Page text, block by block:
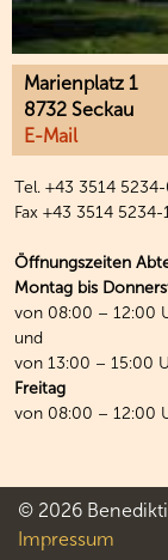
Marienplatz 1
8732 Seckau
E-Mail
Tel. +43 3514
Fax +43 3514 5234-
Öffnungszeiten
Montag bis
von 08:00 – 12:00
und
von 13:00 – 15:00
Freitag
von 08:00 – 12:00
© 2026
Impressum